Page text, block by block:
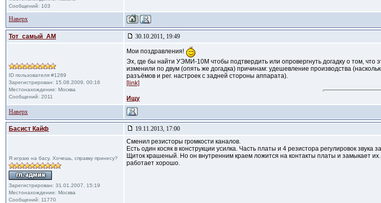
Сообщений: 103
Наверх
Тот_самый_АМ 30.10.2011, 19:49
ID пользователя #1289
Зарегистрирован: 15.08.2009, 00:16
Местонахождение: Москва
Сообщений: 2011
Мои поздравления!
Эх, где бы найти УЭМИ-10М чтобы подтвердить или опровергнуть догадку о том, что
изменили по двум (опять же догадка) причинам: удешевление производства
разъёмов и рег. настроек с задней стороны аппарата).
[link]
Ищу
Наверх
Басист Кайф 19.11.2013, 17:00
Я играю на басу. Хочешь, справку принесу?
Зарегистрирован: 31.01.2007, 15:19
Местонахождение: Москва
Сообщений: 11770
Сменил резисторы громкости каналов.
Есть один косяк в конструкции усилка. Часть платы и 4 резистора регулировок
Щиток крашеный. Но он внутренним краем ложится на контакты платы и замыкает
работает хорошо.